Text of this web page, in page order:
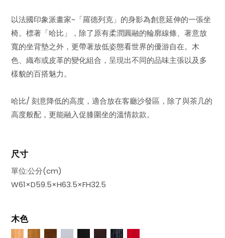
以法國印象派畫家~「羅德列克」的身影為創意延伸的一張坐
椅。標著「哈比」，除了原有柔潤圓融的輪廓線條、著意放
寬的坐背墊之外，更帶著放低姿態看世界的優游自在。木
色、織布或皮革的變化組合，呈現出不同的品味主張以及多
樣貌的百搭魅力。
哈比/ 刻意降低的高度，適合放在客廳沙發區，除了與茶几的
高度般配，更能融入促膝圍坐的溫情款款。
尺寸
單位:公分(cm)
W61×D59.5×H63.5×FH32.5
木色